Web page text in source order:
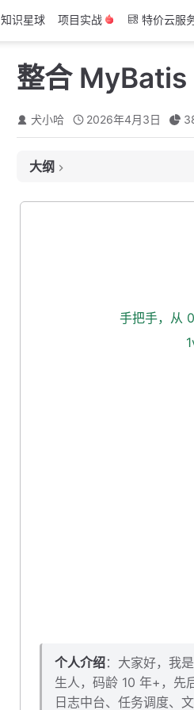
知识星球 项目实战 特价云服
整合
犬小哈 2026年4月3日
大纲
本小节源码下载
手把手，从
个人介绍：大家好，我
生人，码龄 10 年+，先
日志中台、任务调度、